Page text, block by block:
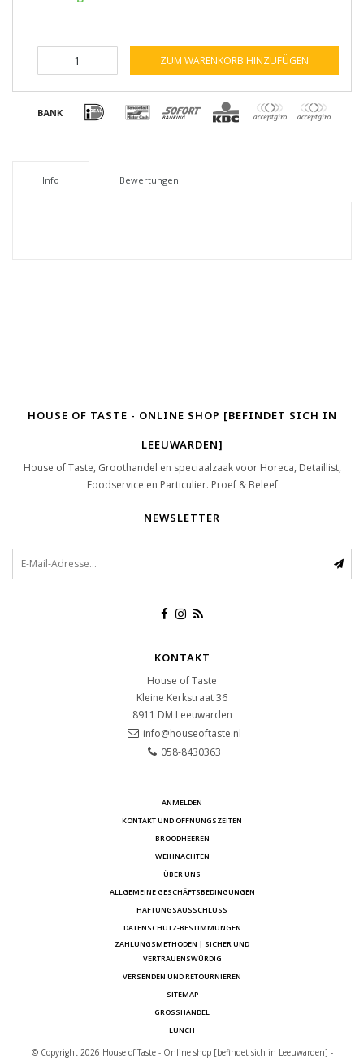
ZUM WARENKORB HINZUFÜGEN
Info Bewertungen
HOUSE OF TASTE - ONLINE SHOP [BEFINDET SICH IN
LEEUWARDEN]
House of Taste, Groothandel en speciaalzaak voor Horeca, Detaillist,
Foodservice en Particulier. Proef & Beleef
NEWSLETTER
KONTAKT
House of Taste
Kleine Kerkstraat 36
8911 DM Leeuwarden
info@houseoftaste.nl
058-8430363
ANMELDEN
KONTAKT UND ÖFFNUNGSZEITEN
BROODHEEREN
WEIHNACHTEN
ÜBER UNS
ALLGEMEINE GESCHÄFTSBEDINGUNGEN
HAFTUNGSAUSSCHLUSS
DATENSCHUTZ-BESTIMMUNGEN
ZAHLUNGSMETHODEN | SICHER UND
VERTRAUENSWÜRDIG
VERSENDEN UND RETOURNIEREN
SITEMAP
GROSSHANDEL
LUNCH
© Copyright 2026 House of Taste - Online shop [befindet sich in Leeuwarden] -